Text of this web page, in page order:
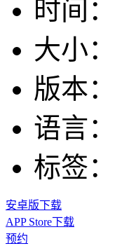
时间：
大小：
版本：
语言：
标签：
安卓版下载
APP Store下载
预约